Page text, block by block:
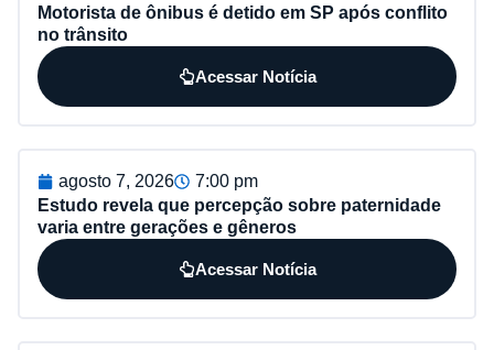
Motorista de ônibus é detido em SP após conflito
no trânsito
Acessar Notícia
agosto 7, 2026
7:00 pm
Estudo revela que percepção sobre paternidade
varia entre gerações e gêneros
Acessar Notícia